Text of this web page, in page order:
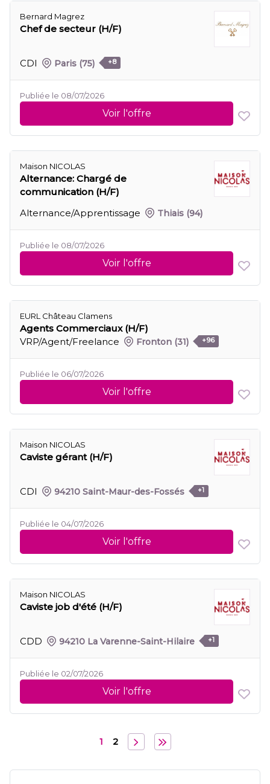
Bernard Magrez
Chef de secteur (H/F)
CDI Paris (75) +8
Publiée le 08/07/2026
Voir l'offre
Maison NICOLAS
Alternance: Chargé de
communication (H/F)
Alternance/Apprentissage
Thiais (94)
Publiée le 08/07/2026
Voir l'offre
EURL Château Clamens
Agents Commerciaux (H/F)
VRP/Agent/Freelance
Fronton (31) +96
Publiée le 06/07/2026
Voir l'offre
Maison NICOLAS
Caviste gérant (H/F)
CDI 94210 Saint-Maur-des-Fossés +1
Publiée le 04/07/2026
Voir l'offre
Maison NICOLAS
Caviste job d'été (H/F)
CDD 94210 La Varenne-Saint-Hilaire +1
Publiée le 02/07/2026
Voir l'offre
1 2